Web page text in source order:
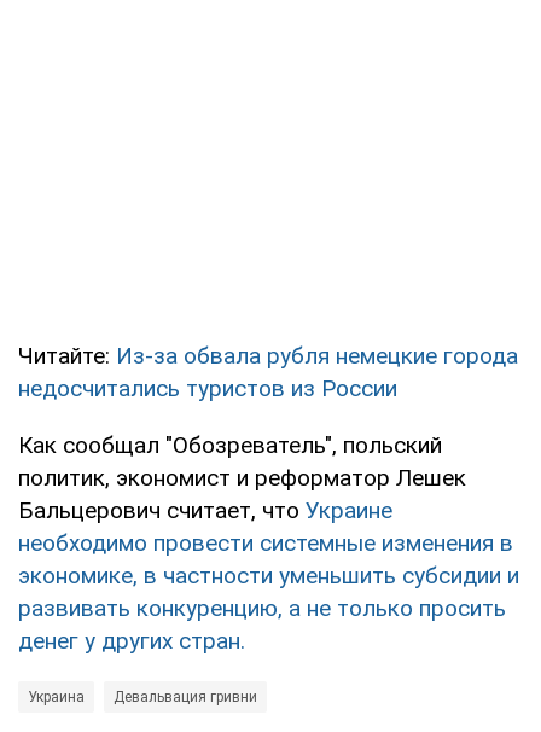
Читайте: Из-за обвала рубля немецкие города
недосчитались туристов из России
Как сообщал "Обозреватель", польский
политик, экономист и реформатор Лешек
Бальцерович считает, что Украине
необходимо провести системные изменения в
экономике, в частности уменьшить субсидии и
развивать конкуренцию, а не только просить
денег у других стран.
Украина Девальвация гривни